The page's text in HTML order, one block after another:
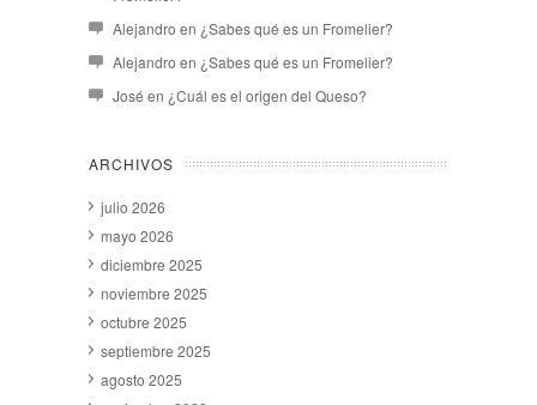
Alejandro en ¿Sabes qué es un Fromelier?
Alejandro en ¿Sabes qué es un Fromelier?
José en ¿Cuál es el origen del Queso?
ARCHIVOS
julio 2026
mayo 2026
diciembre 2025
noviembre 2025
octubre 2025
septiembre 2025
agosto 2025